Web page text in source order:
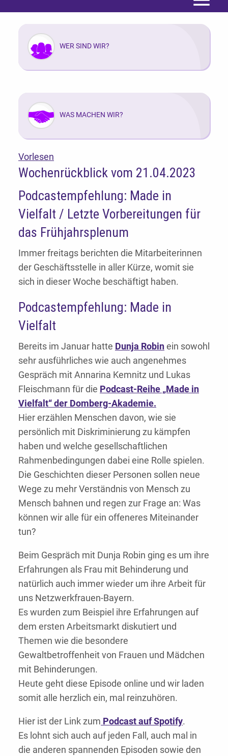
Menü
WER SIND WIR?
WAS MACHEN WIR?
Vorlesen
Wochenrückblick vom 21.04.2023
Podcastempfehlung: Made in
Vielfalt / Letzte Vorbereitungen für
das Frühjahrsplenum
Immer freitags berichten die Mitarbeiterinnen
der Geschäftsstelle in aller Kürze, womit sie
sich in dieser Woche beschäftigt haben.
Podcastempfehlung: Made in
Vielfalt
Bereits im Januar hatte Dunja Robinein sowohl
sehr ausführliches wie auch angenehmes
Gespräch mit Annarina Kemnitz und Lukas
Fleischmann für die Podcast-Reihe „Made in
Vielfalt“ der Domberg-Akademie.
Hier erzählen Menschen davon, wie sie
persönlich mit Diskriminierung zu kämpfen
haben und welche gesellschaftlichen
Rahmenbedingungen dabei eine Rolle spielen.
Die Geschichten dieser Personen sollen neue
Wege zu mehr Verständnis von Mensch zu
Mensch bahnen und regen zur Frage an: Was
können wir alle für ein offeneres Miteinander
tun?
Beim Gespräch mit Dunja Robin ging es um ihre
Erfahrungen als Frau mit Behinderung und
natürlich auch immer wieder um ihre Arbeit für
uns Netzwerkfrauen-Bayern.
Es wurden zum Beispiel ihre Erfahrungen auf
dem ersten Arbeitsmarkt diskutiert und
Themen wie die besondere
Gewaltbetroffenheit von Frauen und Mädchen
mit Behinderungen.
Heute geht diese Episode online und wir laden
somit alle herzlich ein, mal reinzuhören.
Hier ist der Link zum Podcast auf Spotify.
Es lohnt sich auch auf jeden Fall, auch mal in
die anderen spannenden Episoden sowie den